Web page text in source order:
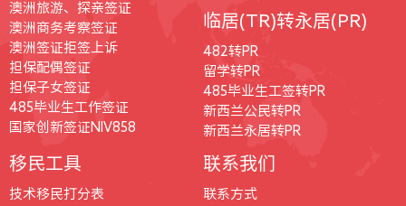
澳洲旅游、探亲签证
澳洲商务考察签证
澳洲签证拒签上诉
担保配偶签证
担保子女签证
485毕业生工作签证
国家创新签证NIV858
临居(TR)转永居(PR)
482转PR
留学转PR
485毕业生工签转PR
新西兰公民转PR
新西兰永居转PR
移民工具
技术移民打分表
联系我们
联系方式